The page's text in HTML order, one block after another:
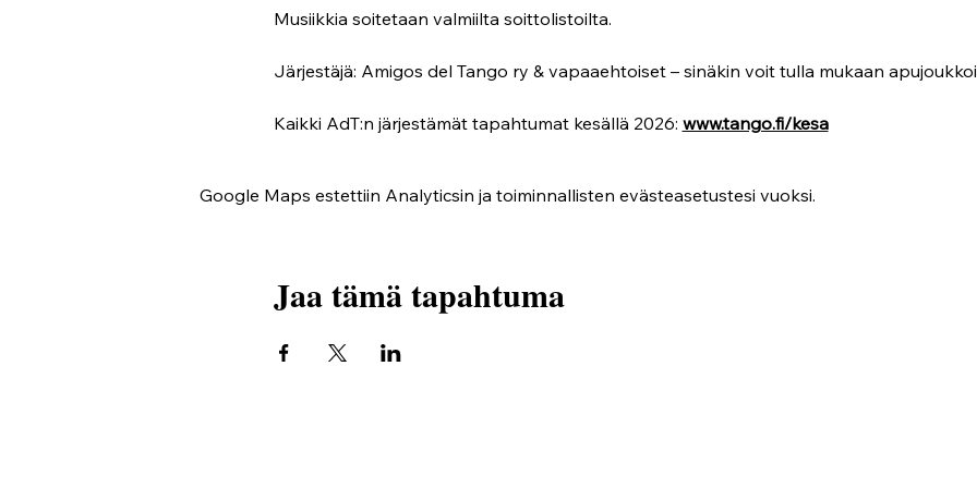
Musiikkia soitetaan valmiilta soittolistoilta.
Järjestäjä: Amigos del Tango ry & vapaaehtoiset – sinäkin voit tulla mukaan
Kaikki AdT:n järjestämät tapahtumat kesällä 2026: www.tango.fi/kesa
Google Maps estettiin Analyticsin ja toiminnallisten evästeasetustesi vuoksi.
Jaa tämä tapahtuma